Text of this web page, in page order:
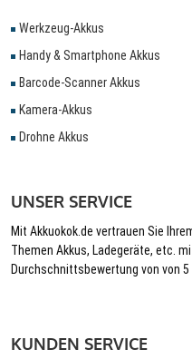
Werkzeug-Akkus
Handy & Smartphone Akkus
Barcode-Scanner Akkus
Kamera-Akkus
Drohne Akkus
UNSER SERVICE
Mit Akkuokok.de vertrauen Sie
Themen Akkus, Ladegeräte, etc.
Durchschnittsbewertung von von
KUNDEN SERVICE